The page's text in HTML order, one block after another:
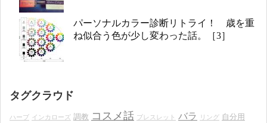
パーソナルカラー診断リトライ！ 歳を重
ね似合う色が少し変わった話。［3］
タグクラウド
ハーブ インカローズ 調教 コスメ話 ブレスレット バラ リング 自分用